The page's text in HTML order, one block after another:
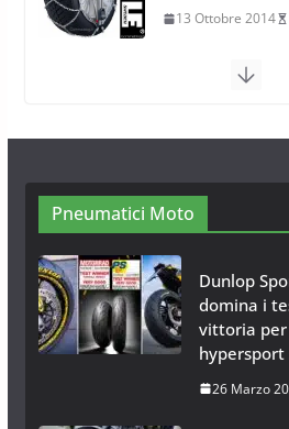
26 Ottobre
Calze da
Neve al Sud:
Catene da Neve
26 Gennaio 2017
Pneumatici Moto
Dunlop
domina i
vittoria
26 Marzo